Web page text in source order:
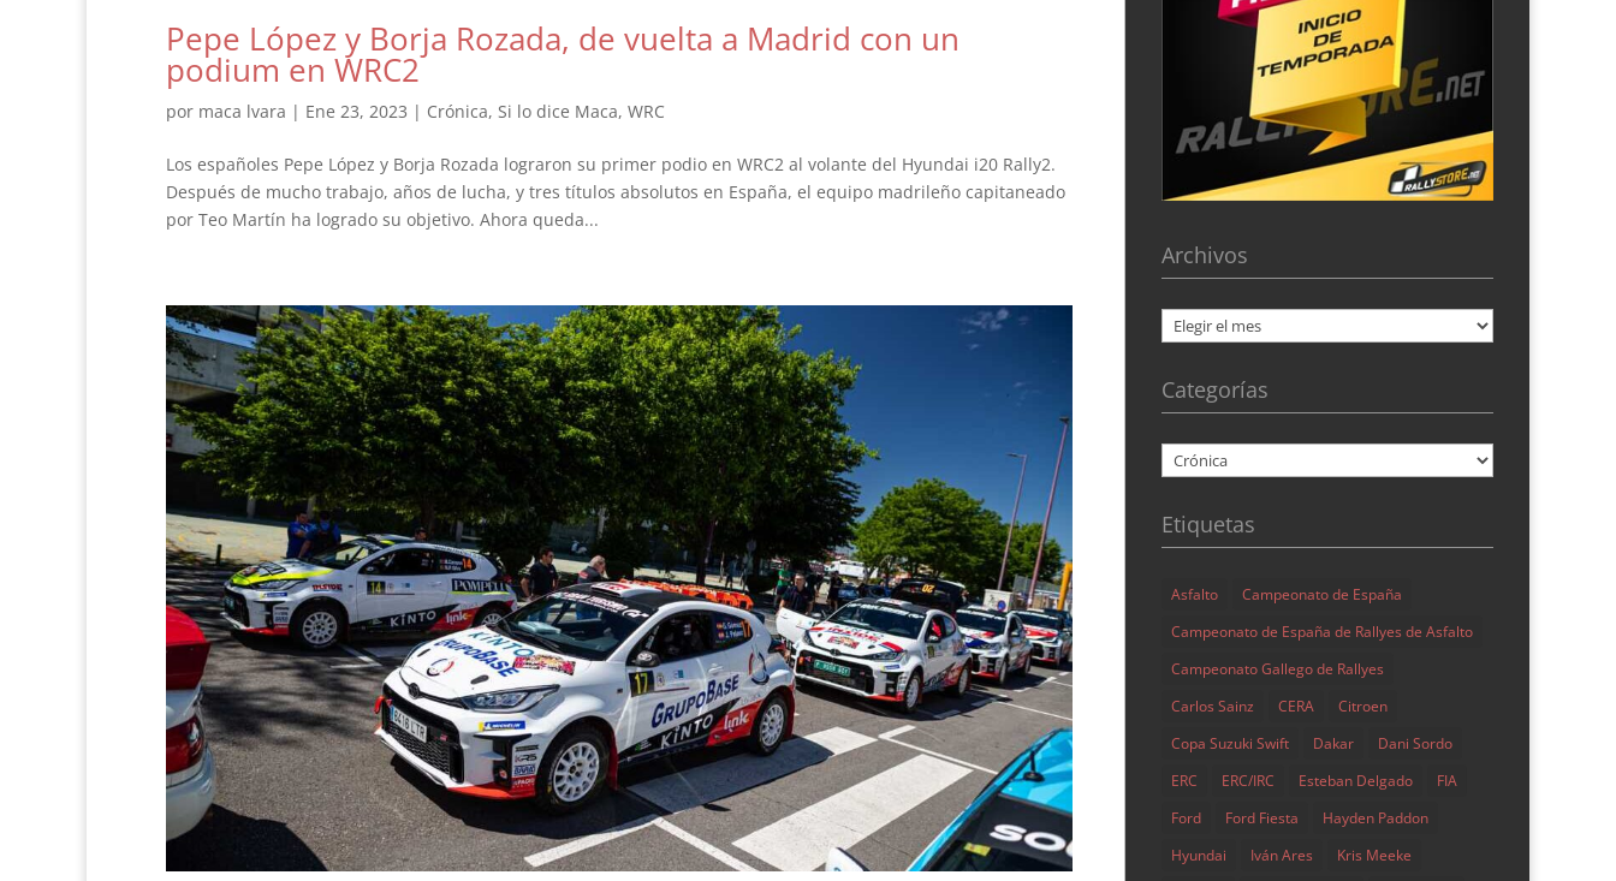
Pepe López y Borja Rozada, de vuelta a Madrid con un
podium en WRC2
por maca lvara | Ene 23, 2023 | Crónica, Si lo dice Maca, WRC
Los españoles Pepe López y Borja Rozada lograron su primer podio en WRC2 al volante del Hyundai i20 Rally2.
Después de mucho trabajo, años de lucha, y tres títulos absolutos en España, el equipo madrileño capitaneado
por Teo Martín ha logrado su objetivo. Ahora queda...
Archivos
Archivos
Categorías
Categorías
Etiquetas
Asfalto
Campeonato de España
Campeonato de España de Rallyes de Asfalto
Campeonato Gallego de Rallyes
Carlos Sainz
CERA
Citroen
Copa Suzuki Swift
Dakar
Dani Sordo
ERC
ERC/IRC Esteban Delgado
FIA
Ford
Ford Fiesta
Hayden Paddon
Hyundai
Iván Ares
Kris Meeke